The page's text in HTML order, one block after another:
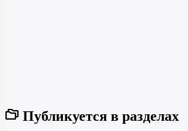
Публикуется в разделах